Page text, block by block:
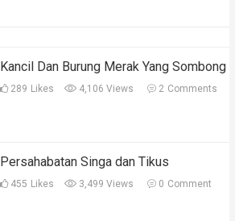
Kancil Dan Burung Merak Yang Sombong
289 Likes 4,106 Views 2 Comments
Persahabatan Singa dan Tikus
455 Likes 3,499 Views 0 Comment